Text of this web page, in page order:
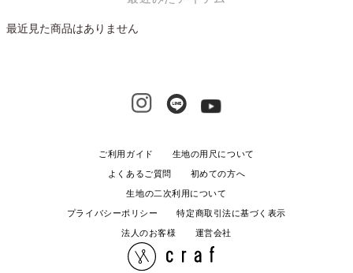
最近見た商品はありません
ご利用ガイド 生地の用尺について
よくあるご質問 初めての方へ
生地の二次利用について
プライバシーポリシー 特定商取引法に基づく表示
法人のお客様 運営会社